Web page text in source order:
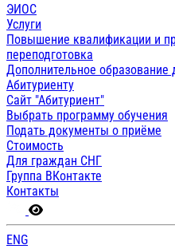
ЭИОС
Услуги
Повышение квалификации и
переподготовка
Дополнительное образование
Абитуриенту
Сайт "Абитуриент"
Выбрать программу обучения
Подать документы о приёме
Стоимость
Для граждан СНГ
Группа ВКонтакте
Контакты
ENG